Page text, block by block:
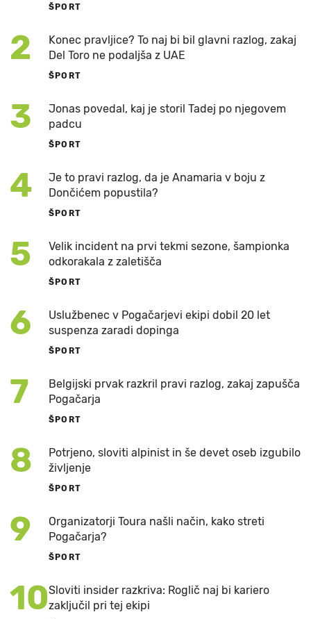
ŠPORT
2
Konec pravljice? To naj bi bil glavni razlog, zakaj
Del Toro ne podaljša z UAE
ŠPORT
3
Jonas povedal, kaj je storil Tadej po njegovem
padcu
ŠPORT
4
Je to pravi razlog, da je Anamaria v boju z
Dončićem popustila?
ŠPORT
5
Velik incident na prvi tekmi sezone, šampionka
odkorakala z zaletišča
ŠPORT
6
Uslužbenec v Pogačarjevi ekipi dobil 20 let
suspenza zaradi dopinga
ŠPORT
7
Belgijski prvak razkril pravi razlog, zakaj zapušča
Pogačarja
ŠPORT
8
Potrjeno, sloviti alpinist in še devet oseb izgubilo
življenje
ŠPORT
9
Organizatorji Toura našli način, kako streti
Pogačarja?
ŠPORT
10Sloviti insider razkriva: Roglič naj bi kariero
zaključil pri tej ekipi